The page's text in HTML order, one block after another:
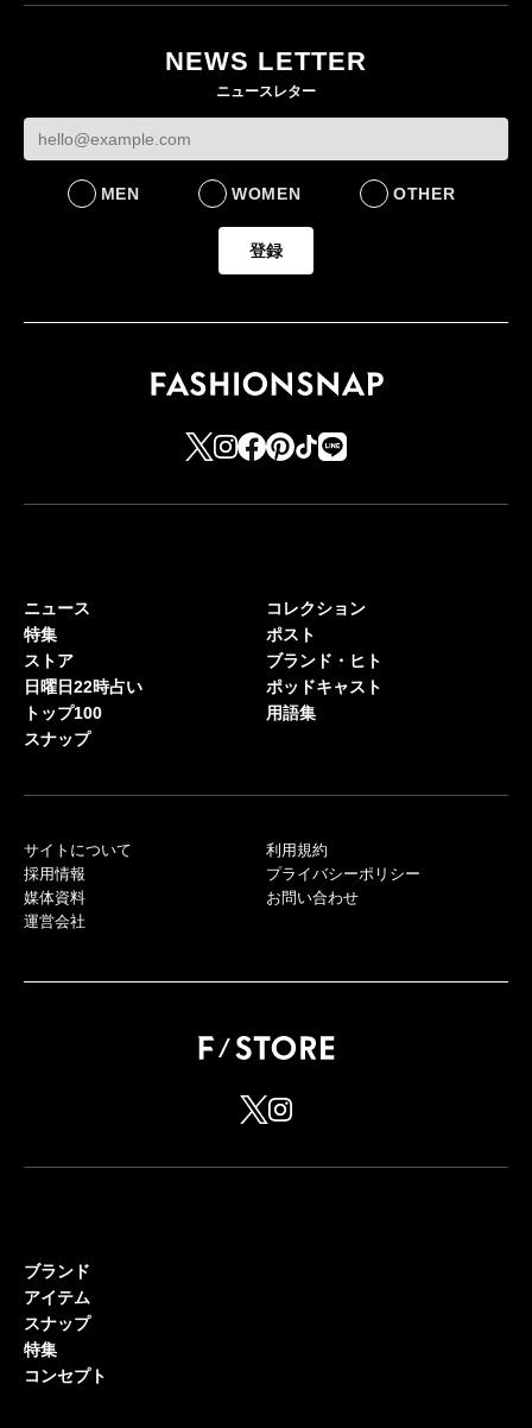
FASHION
NEWS LETTER
ニュースレター
MEN WOMEN OTHER
登録
ニュース
特集
ストア
日曜日22時占い
トップ100
スナップ
コレクション
ポスト
ブランド・ヒト
ポッドキャスト
用語集
サイトについて
採用情報
媒体資料
運営会社
利用規約
プライバシーポリシー
お問い合わせ
ブランド
アイテム
スナップ
特集
コンセプト